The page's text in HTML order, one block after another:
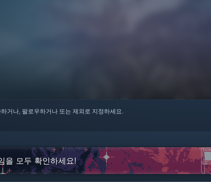
거나, 팔로우하거나 또는 제외로 지정하세요.
을 모두 확인하세요!